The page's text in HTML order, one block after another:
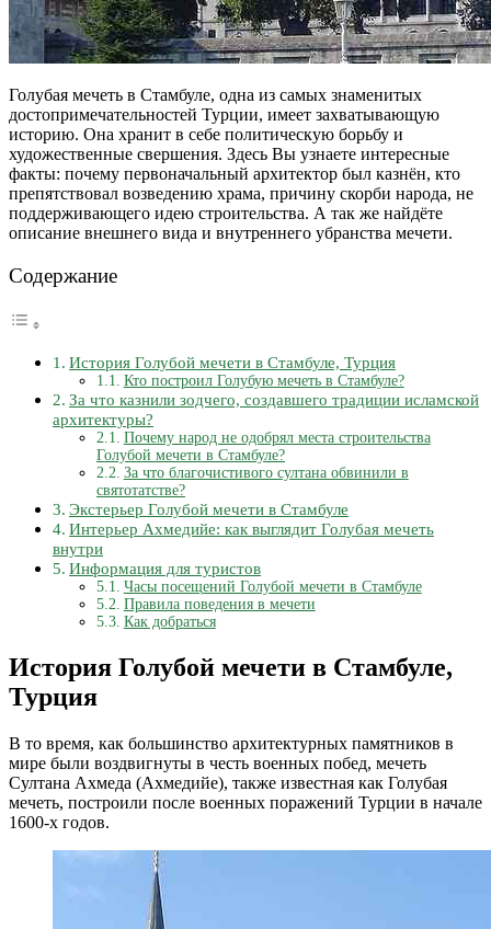
Голубая мечеть в Стамбуле, одна из самых знаменитых
достопримечательностей Турции, имеет захватывающую
историю. Она хранит в себе политическую борьбу и
художественные свершения. Здесь Вы узнаете интересные
факты: почему первоначальный архитектор был казнён, кто
препятствовал возведению храма, причину скорби народа, не
поддерживающего идею строительства. А так же найдёте
описание внешнего вида и внутреннего убранства мечети.
Содержание
История Голубой мечети в Стамбуле, Турция
Кто построил Голубую мечеть в Стамбуле?
За что казнили зодчего, создавшего традиции исламской
архитектуры?
Почему народ не одобрял места строительства
Голубой мечети в Стамбуле?
За что благочистивого султана обвинили в
святотатстве?
Экстерьер Голубой мечети в Стамбуле
Интерьер Ахмедийе: как выглядит Голубая мечеть
внутри
Информация для туристов
Часы посещений Голубой мечети в Стамбуле
Правила поведения в мечети
Как добраться
История Голубой мечети в Стамбуле,
Турция
В то время, как большинство архитектурных памятников в
мире были воздвигнуты в честь военных побед, мечеть
Султана Ахмеда (Ахмедийе), также известная как Голубая
мечеть, построили после военных поражений Турции в начале
1600-х годов.